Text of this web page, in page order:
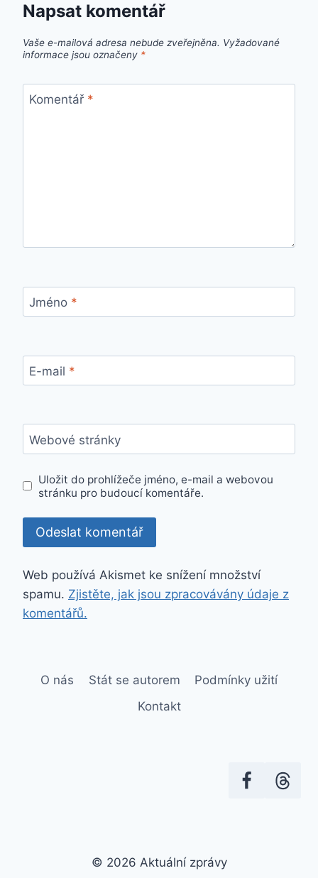
Napsat komentář
Vaše e-mailová adresa nebude zveřejněna. Vyžadované
informace jsou označeny *
Komentář *
Jméno *
E-mail *
Webové stránky
Uložit do prohlížeče jméno, e-mail a webovou
stránku pro budoucí komentáře.
Web používá Akismet ke snížení množství
spamu. Zjistěte, jak jsou zpracovávány údaje z
komentářů.
O nás Stát se autorem
Podmínky užití
Kontakt
© 2026 Aktuální zprávy